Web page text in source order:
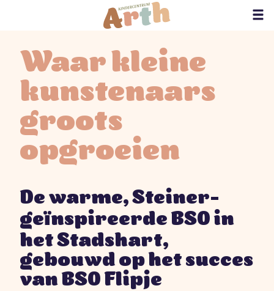
Waar kleine
kunstenaars
groots
opgroeien
De warme,Steiner-
geïnspireerde BSO in
het Stadshart,
gebouwd op het succes
van BSO Flipje